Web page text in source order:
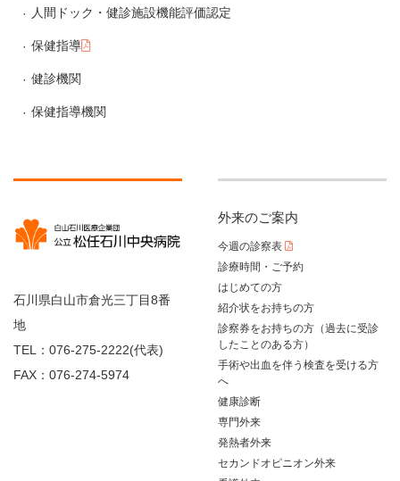
人間ドック・健診施設機能評価認定
保健指導
健診機関
保健指導機関
石川県白山市倉光三丁目8番
地
TEL：076-275-2222(代表)
FAX：076-274-5974
外来のご案内
今週の診察表
診療時間・ご予約
はじめての方
紹介状をお持ちの方
診察券をお持ちの方（過去に受診
したことのある方）
手術や出血を伴う検査を受ける方
へ
健康診断
専門外来
発熱者外来
セカンドオピニオン外来